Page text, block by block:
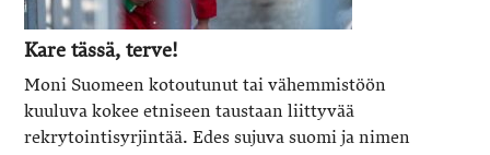
Kare tässä, terve!
Moni Suomeen kotoutunut tai vähemmistöön
kuuluva kokee etniseen taustaan liittyvää
rekrytointisyrjintää. Edes sujuva suomi ja nimen